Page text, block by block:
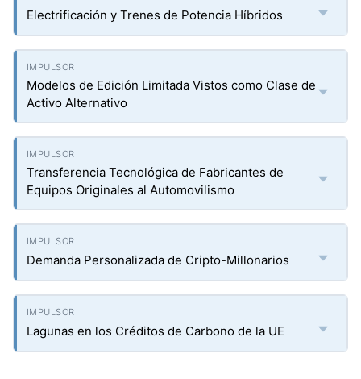
Electrificación y Trenes de Potencia Híbridos
Modelos de Edición Limitada Vistos como Clase de
Activo Alternativo
Transferencia Tecnológica de Fabricantes de
Equipos Originales al Automovilismo
Demanda Personalizada de Cripto-Millonarios
Lagunas en los Créditos de Carbono de la UE